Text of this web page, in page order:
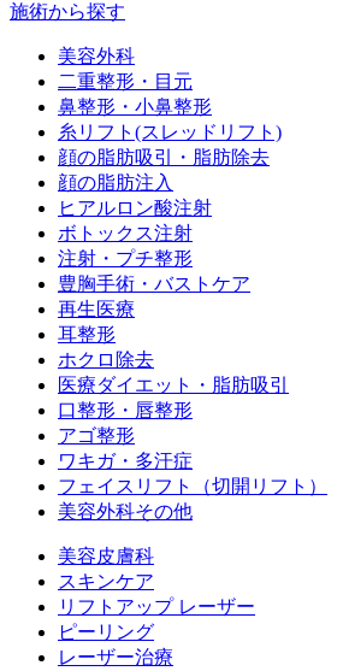
施術から探す
美容外科
二重整形・目元
鼻整形・小鼻整形
糸リフト(スレッドリフト)
顔の脂肪吸引・脂肪除去
顔の脂肪注入
ヒアルロン酸注射
ボトックス注射
注射・プチ整形
豊胸手術・バストケア
再生医療
耳整形
ホクロ除去
医療ダイエット・脂肪吸引
口整形・唇整形
アゴ整形
ワキガ・多汗症
フェイスリフト（切開リフト）
美容外科その他
美容皮膚科
スキンケア
リフトアップ レーザー
ピーリング
レーザー治療